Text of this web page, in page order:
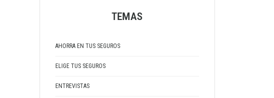
TEMAS
AHORRA EN TUS SEGUROS
ELIGE TUS SEGUROS
ENTREVISTAS